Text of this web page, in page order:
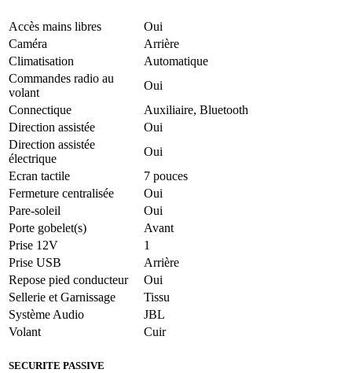
Accès mains libres
Oui
Caméra
Arrière
Climatisation
Automatique
Commandes radio au
volant
Oui
Connectique
Auxiliaire, Bluetooth
Direction assistée
Oui
Direction assistée
électrique
Oui
Ecran tactile
7 pouces
Fermeture centralisée
Oui
Pare-soleil
Oui
Porte gobelet(s)
Avant
Prise 12V
1
Prise USB
Arrière
Repose pied conducteur
Oui
Sellerie et Garnissage
Tissu
Système Audio
JBL
Volant
Cuir
SECURITE PASSIVE